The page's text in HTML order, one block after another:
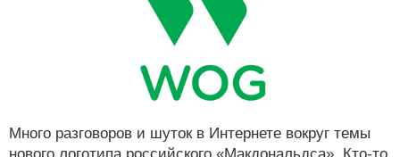
Много разговоров и шуток в Интернете вокруг темы